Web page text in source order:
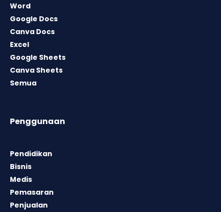
Word
Google Docs
Canva Docs
Excel
Google Sheets
Canva Sheets
Semua
Penggunaan
Pendidikan
Bisnis
Medis
Pemasaran
Penjualan